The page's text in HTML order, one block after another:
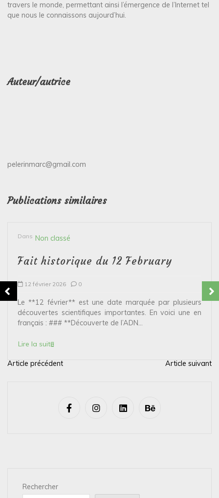
travers le monde, permettant ainsi l’émergence de l’Internet tel
que nous le connaissons aujourd’hui.
Auteur/autrice
pelerinmarc@gmail.com
Publications similaires
Dans Non classé
Fait historique du 12 February
12 février 2026 0
Le **12 février** est une date marquée par plusieurs
découvertes scientifiques importantes. En voici une en
français : ### **Découverte de l’ADN...
Lire la suite
N
Article précédent Article suivant
Rechercher